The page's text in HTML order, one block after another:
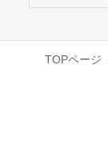
TOPページ